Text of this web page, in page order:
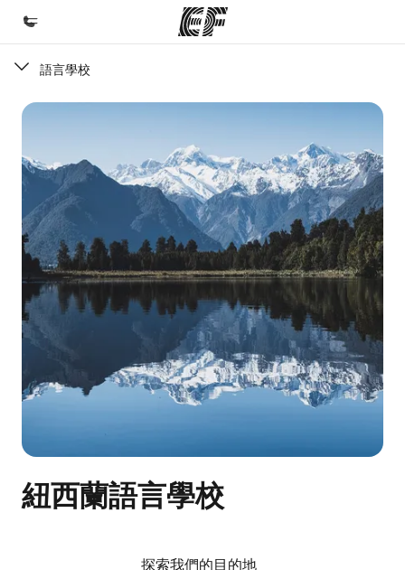
歡迎來到EF
課程
查看所有EF提供的課程
辦公室
查找您附近的辦公室
關於我們
公司資訊
徵才
加入我們
語言學校
紐西蘭語言學校
探索我們的目的地